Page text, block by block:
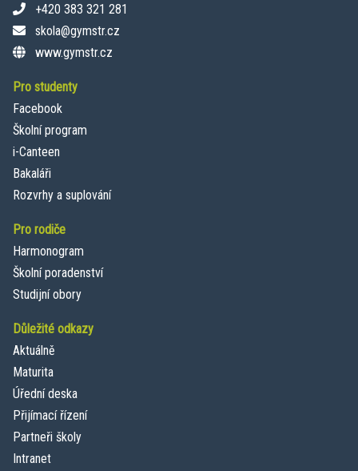
+420 383 321 281
skola@gymstr.cz
www.gymstr.cz
Pro studenty
Facebook
Školní program
i-Canteen
Bakaláři
Rozvrhy a suplování
Pro rodiče
Harmonogram
Školní poradenství
Studijní obory
Důležité odkazy
Aktuálně
Maturita
Úřední deska
Přijímací řízení
Partneři školy
Intranet